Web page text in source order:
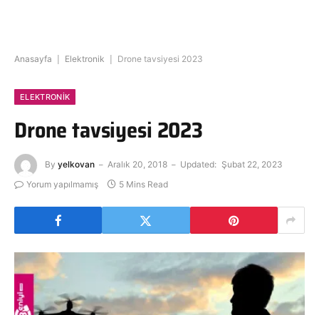
Anasayfa Elektronik Drone tavsiyesi 2023
ELEKTRONIK
Drone tavsiyesi 2023
By yelkovan Aralık 20, 2018 Updated: Şubat 22, 2023
Yorum yapılmamış
5 Mins Read